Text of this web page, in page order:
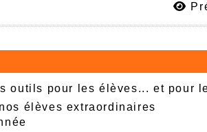
outils pour les élèves... et pour
élèves extraordinaires